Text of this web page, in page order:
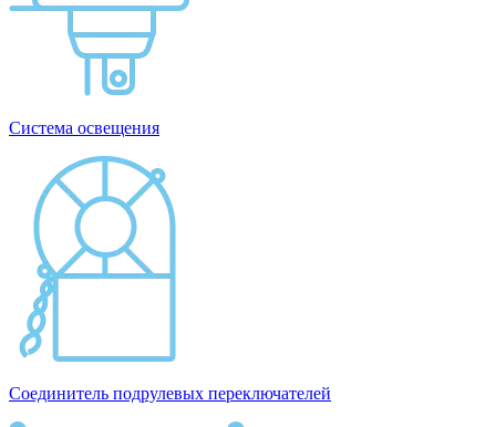
Система освещения
Соединитель подрулевых переключателей